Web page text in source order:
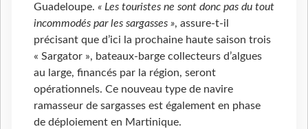
Guadeloupe. « Les touristes ne sont donc pas du tout
incommodés par les sargasses », assure-t-il
précisant que d’ici la prochaine haute saison trois
« Sargator », bateaux-barge collecteurs d’algues
au large, financés par la région, seront
opérationnels. Ce nouveau type de navire
ramasseur de sargasses est également en phase
de déploiement en Martinique.